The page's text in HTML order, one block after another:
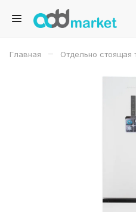
Главная – Отдельно стоящая